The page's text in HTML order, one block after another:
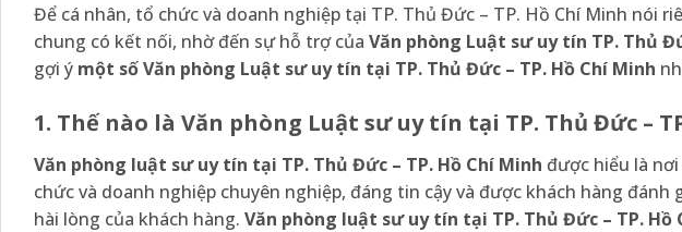
Để cá nhân, tổ chức và doanh nghiệp tại TP. Thủ Đức – TP. Hồ Chí Minh nói
chung có kết nối, nhờ đến sự hỗ trợ của Văn phòng Luật sư uy tín TP. Thủ
gợi ý một số Văn phòng Luật sư uy tín tại TP. Thủ Đức – TP. Hồ Chí Minh
1. Thế nào là Văn phòng Luật sư uy tín tại TP. Thủ Đức –
Văn phòng luật sư uy tín tại TP. Thủ Đức – TP. Hồ Chí Minh được hiểu là
chức và doanh nghiệp chuyên nghiệp, đáng tin cậy và được khách hàng
hài lòng của khách hàng. Văn phòng luật sư uy tín tại TP. Thủ Đức – TP. Hồ